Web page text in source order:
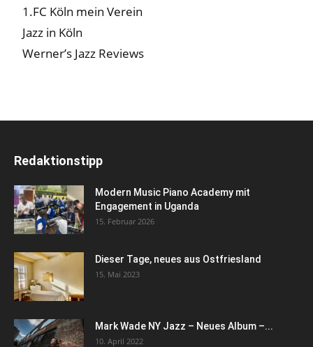
1.FC Köln mein Verein
Jazz in Köln
Werner’s Jazz Reviews
Redaktionstipp
Modern Music Piano Academy mit
Engagement in Uganda
15. Februar 2026
Dieser Tage, neues aus Ostfriesland
15. Mai 2023
Mark Wade NY Jazz – Neues Album –...
10. April 2022